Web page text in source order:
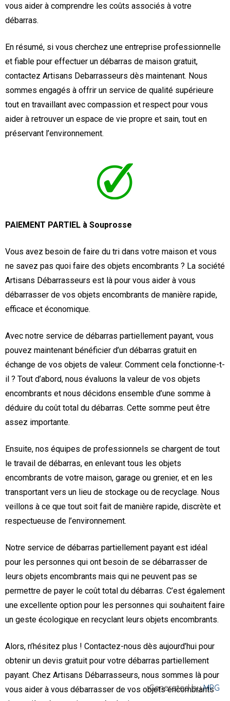
vous aider à comprendre les coûts associés à votre
débarras.
En résumé, si vous cherchez une entreprise professionnelle
et fiable pour effectuer un débarras de maison gratuit,
contactez Artisans Debarrasseurs dès maintenant. Nous
sommes engagés à offrir un service de qualité supérieure
tout en travaillant avec compassion et respect pour vous
aider à retrouver un espace de vie propre et sain, tout en
préservant l’environnement.
PAIEMENT PARTIEL à Souprosse
Vous avez besoin de faire du tri dans votre maison et vous
ne savez pas quoi faire des objets encombrants ? La société
Artisans Débarrasseurs est là pour vous aider à vous
débarrasser de vos objets encombrants de manière rapide,
efficace et économique.
Avec notre service de débarras partiellement payant, vous
pouvez maintenant bénéficier d’un débarras gratuit en
échange de vos objets de valeur. Comment cela fonctionne-t-
il ? Tout d’abord, nous évaluons la valeur de vos objets
encombrants et nous décidons ensemble d’une somme à
déduire du coût total du débarras. Cette somme peut être
assez importante.
Ensuite, nos équipes de professionnels se chargent de tout
le travail de débarras, en enlevant tous les objets
encombrants de votre maison, garage ou grenier, et en les
transportant vers un lieu de stockage ou de recyclage. Nous
veillons à ce que tout soit fait de manière rapide, discrète et
respectueuse de l’environnement.
Notre service de débarras partiellement payant est idéal
pour les personnes qui ont besoin de se débarrasser de
leurs objets encombrants mais qui ne peuvent pas se
permettre de payer le coût total du débarras. C’est également
une excellente option pour les personnes qui souhaitent faire
un geste écologique en recyclant leurs objets encombrants.
Alors, n’hésitez plus ! Contactez-nous dès aujourd’hui pour
obtenir un devis gratuit pour votre débarras partiellement
payant. Chez Artisans Débarrasseurs, nous sommes là pour
vous aider à vous débarrasser de vos objets encombrants
Generated byMPG